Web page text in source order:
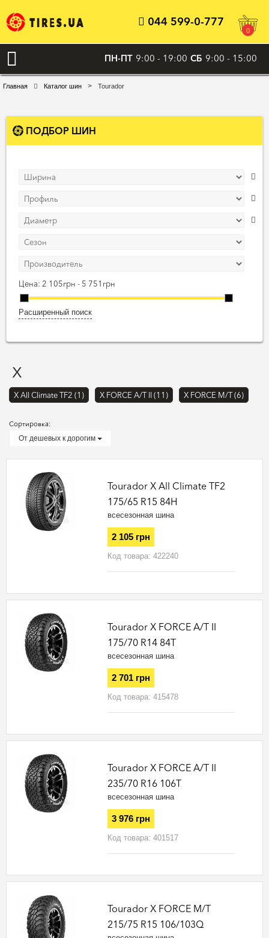
044 599-0-777
0
ПН-ПТ 9:00 - 19:00 СБ 9:00 - 15:00
Главная Каталог шин > Tourador
ПОДБОР ШИН
Цена: 2 105грн - 5 751грн
Расширенный поиск
X
X All Climate TF2 (1) X FORCE A/T II (11) X FORCE M/T (6)
Сортировка:
От дешевых к дорогим
Tourador X All Climate TF2
175/65 R15 84H
всесезонная шина
2 105 грн
Код товара:422240
Tourador X FORCE A/T II
175/70 R14 84T
всесезонная шина
2 701 грн
Код товара:415478
Tourador X FORCE A/T II
235/70 R16 106T
всесезонная шина
3 976 грн
Код товара:401517
Tourador X FORCE M/T
215/75 R15 106/103Q